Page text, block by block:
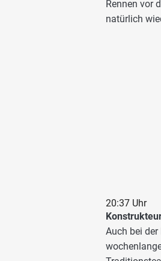
Rennen vor
natürlich
20:37 Uhr
Auch bei